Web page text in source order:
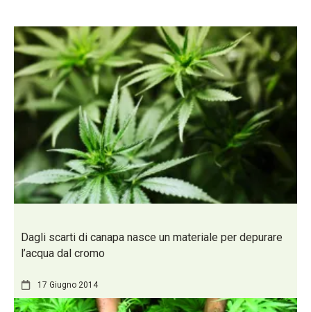
Dagli scarti di canapa nasce un materiale per depurare
l’acqua dal cromo
17 Giugno 2014